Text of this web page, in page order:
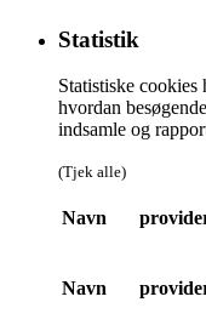
Statistik
Statistiske cookies
hvordan
indsamle og
(Tjek alle)
Navn
Navn